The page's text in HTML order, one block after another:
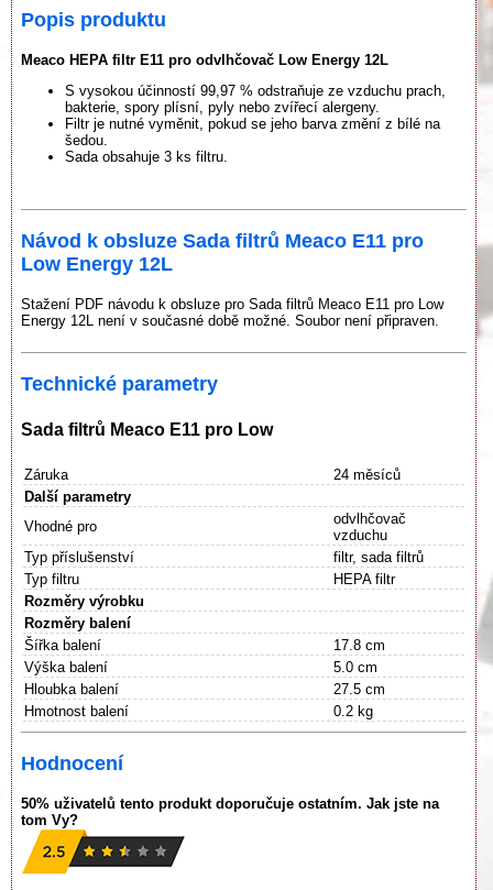
Popis produktu
Meaco HEPA filtr E11 pro odvlhčovač Low Energy 12L
S vysokou účinností 99,97 % odstraňuje ze vzduchu prach,
bakterie, spory plísní, pyly nebo zvířecí alergeny.
Filtr je nutné vyměnit, pokud se jeho barva změní z bílé na
šedou.
Sada obsahuje 3 ks filtru.
Návod k obsluze Sada filtrů Meaco E11 pro
Low Energy 12L
Stažení PDF návodu k obsluze pro Sada filtrů Meaco E11 pro Low
Energy 12L není v současné době možné. Soubor není připraven.
Technické parametry
Sada filtrů Meaco E11 pro Low
Záruka
24 měsíců
Další parametry
Vhodné pro
odvlhčovač
vzduchu
Typ příslušenství
filtr, sada filtrů
Typ filtru
HEPA filtr
Rozměry výrobku
Rozměry balení
Šířka balení
17.8 cm
Výška balení
5.0 cm
Hloubka balení
27.5 cm
Hmotnost balení
0.2 kg
Hodnocení
50% uživatelů tento produkt doporučuje ostatním. Jak jste na
tom Vy?